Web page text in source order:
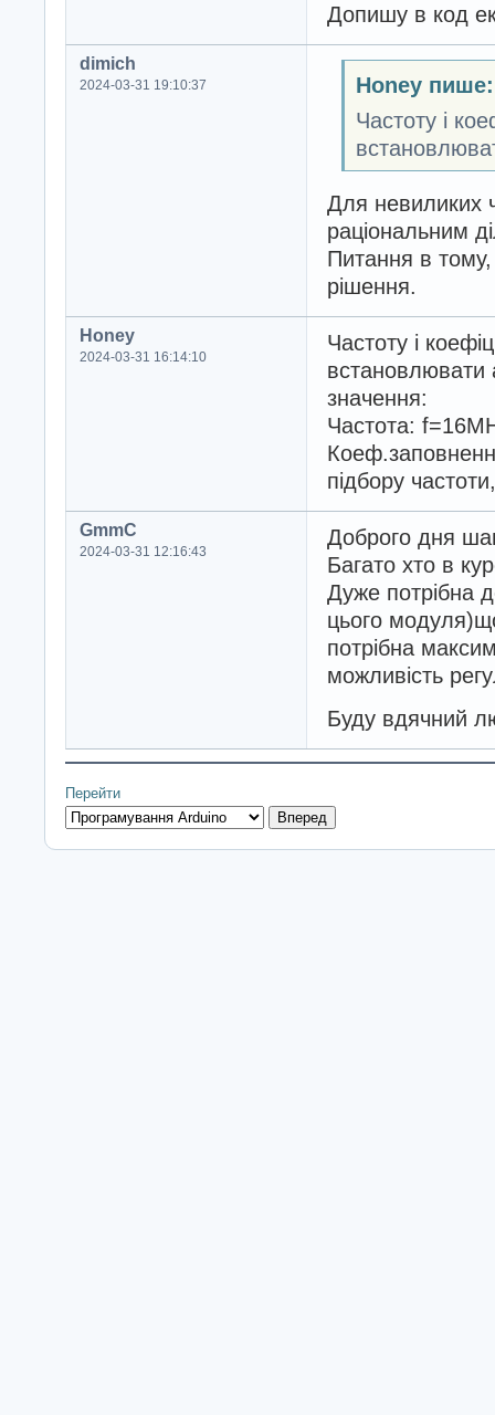
Допишу в код
dimich
2024-03-31 19:10:37
Honey пише:
Частоту і
Для невиликих
раціональним
Питання в
рішення.
Honey
2024-03-31 16:14:10
Частоту і
встановлювати
значення:
Частота:
підбору
GmmC
2024-03-31 12:16:43
Доброго дня
Багато хто в
Дуже потрібна
цього
потрібна
можливість
Буду вдячний
Перейти